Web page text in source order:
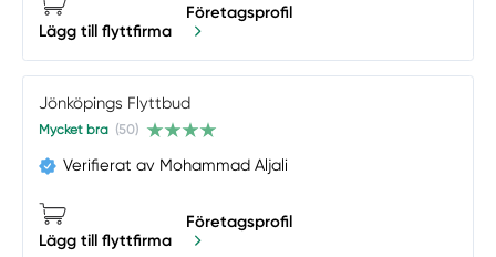
Lägg till flyttfirma
Företagsprofil
Jönköpings Flyttbud
Mycket bra (50)
Verifierat av Mohammad Aljali
Lägg till flyttfirma
Företagsprofil